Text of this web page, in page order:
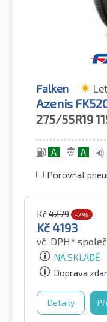
Falken
Azenis
275/55R19
A A
Porovnat
Kč4279 -2%
Kč4193
vč. DPH*
NA SKLADĚ
Doprava
Detaily